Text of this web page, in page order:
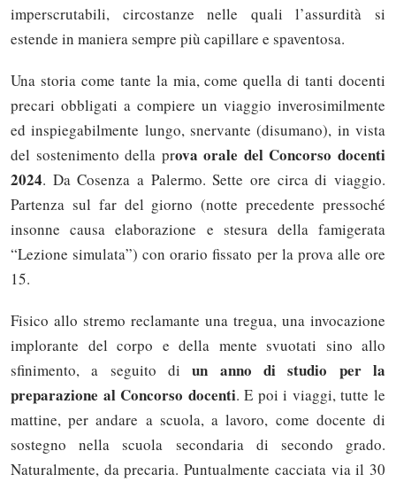
imperscrutabili, circostanze nelle quali l’assurdità si
estende in maniera sempre più capillare e spaventosa.
Una storia come tante la mia, come quella di tanti docenti
precari obbligati a compiere un viaggio inverosimilmente
ed inspiegabilmente lungo, snervante (disumano), in vista
del sostenimento della prova orale del Concorso docenti
2024. Da Cosenza a Palermo. Sette ore circa di viaggio.
Partenza sul far del giorno (notte precedente pressoché
insonne causa elaborazione e stesura della famigerata
“Lezione simulata”) con orario fissato per la prova alle ore
15.
Fisico allo stremo reclamante una tregua, una invocazione
implorante del corpo e della mente svuotati sino allo
sfinimento, a seguito diun anno di studio per la
preparazione al Concorso docenti. E poi i viaggi, tutte le
mattine, per andare a scuola, a lavoro, come docente di
sostegno nella scuola secondaria di secondo grado.
Naturalmente, da precaria. Puntualmente cacciata via il 30